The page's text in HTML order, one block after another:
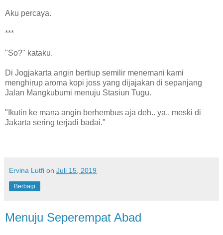
Aku percaya.
***
"So?" kataku.
Di Jogjakarta angin bertiup semilir menemani kami
menghirup aroma kopi joss yang dijajakan di sepanjang
Jalan Mangkubumi menuju Stasiun Tugu.
"Ikutin ke mana angin berhembus aja deh.. ya.. meski di
Jakarta sering terjadi badai."
Ervina Lutfi on Juli 15, 2019
Berbagi
Menuju Seperempat Abad